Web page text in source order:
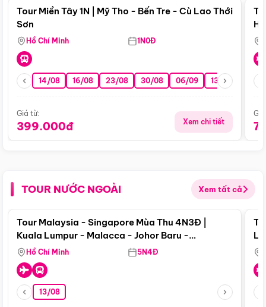
Tour Miền Tây 1N | Mỹ Tho - Bến Tre - Cù Lao Thới
Sơn
Hồ Chí Minh 1N0Đ
14/08 16/08 23/08 30/08 06/09 13/09 20/09
Giá từ:
399.000đ Xem chi tiết
TOUR NƯỚC NGOÀI Xem tất cả
Điểm nổi bật
Tour Malaysia - Singapore Mùa Thu 4N3Đ |
Kuala Lumpur - Malacca - Johor Baru -
Singapore
Hồ Chí Minh 5N4Đ
13/08